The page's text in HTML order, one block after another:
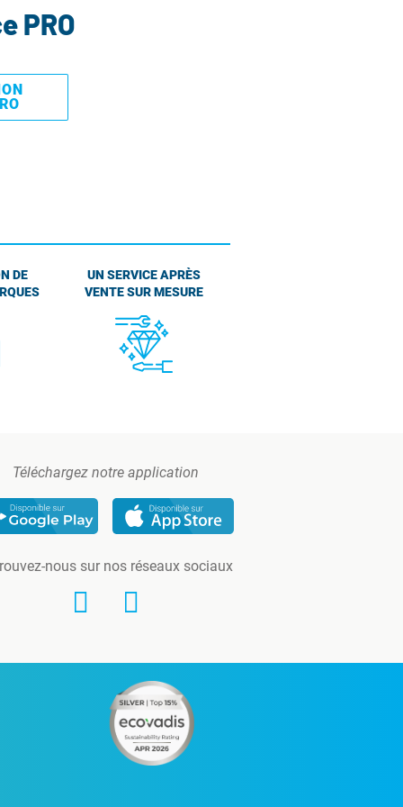
PRO
DE
UN SERVICE APRÈS
VENTE SUR MESURE
Téléchargez notre application
nous sur nos réseaux sociaux